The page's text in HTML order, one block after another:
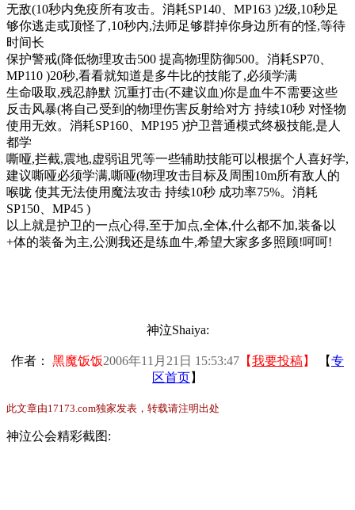
无敌(10秒内免疫所有攻击。消耗SP140、MP163 )2级,10秒足
够你逃走或顶怪了,10秒内,法师足够群掉你身边所有的怪,等待
时间长
保护警戒(降低物理攻击500 提高物理防御500。消耗SP70、
MP110 )20秒,看看就知道是多牛比的技能了,必须学满
生命吸取,残忍静默 沉重打击(不建议血)你是血牛不需要这些
反击风暴(将自己受到的物理伤害反射给对方 持续10秒 对怪物
使用无效。消耗SP160、MP195 )护卫普通模式终极技能,是人
都学
嘶哑,拦截,震地,虚弱诅咒等一些辅助技能可以根据个人喜好学,
建议嘶哑必须学满,嘶哑(物理攻击目标及周围10m所有敌人的
喉咙 使其无法使用魔法攻击 持续10秒 成功率75%。消耗
SP150、MP45 )
以上就是护卫的一点心得,至于加点,全体,什么都不加,装备以
+体的装备为主,公测我还是练血牛,希望大家多多照顾!呵呵!
神泣Shaiya:
作者： 黑魔饭饭2006年11月21日 15:53:47 【我要投稿】 【专
区首页】
此文章由17173.com独家发表，转载请注明出处
神泣公会精彩截图: